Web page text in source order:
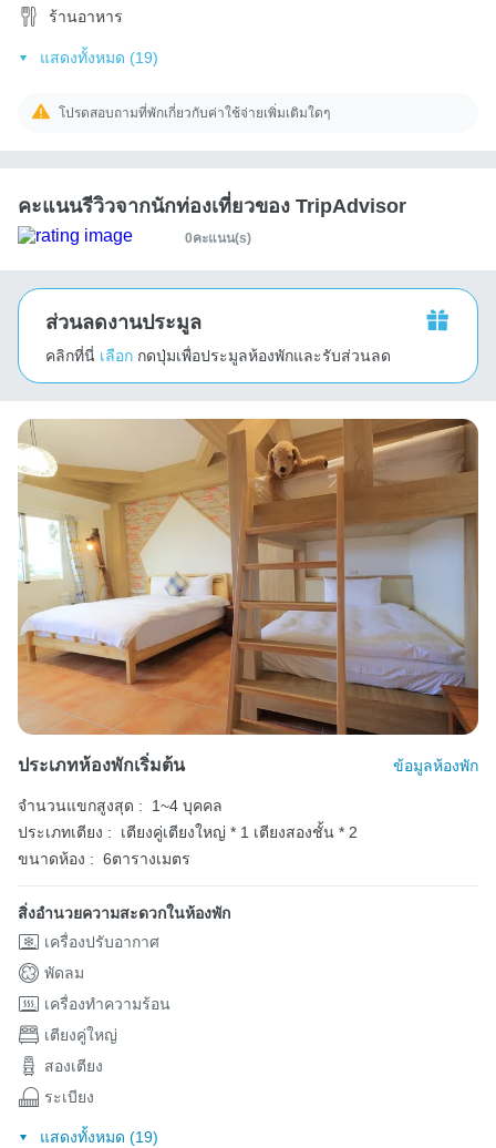
ร้านอาหาร
แสดงทั้งหมด (19)
โปรดสอบถามที่พักเกี่ยวกับค่าใช้จ่ายเพิ่มเติมใดๆ
คะแนนรีวิวจากนักท่องเที่ยวของ TripAdvisor
0คะแนน(s)
ส่วนลดงานประมูล
คลิกที่นี่ เลือก กดปุ่มเพื่อประมูลห้องพักและรับส่วนลด
ประเภทห้องพักเริ่มต้น ข้อมูลห้องพัก
จำนวนแขกสูงสุด :
1~4 บุคคล
ประเภทเตียง :
เตียงคู่เตียงใหญ่ * 1 เตียงสองชั้น * 2
ขนาดห้อง : 6ตารางเมตร
สิ่งอำนวยความสะดวกในห้องพัก
เครื่องปรับอากาศ
พัดลม
เครื่องทำความร้อน
เตียงคู่ใหญ่
สองเตียง
ระเบียง
แสดงทั้งหมด (19)